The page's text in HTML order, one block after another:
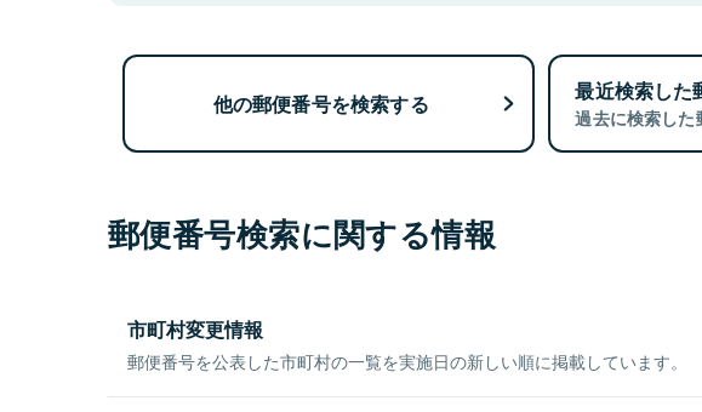
他の郵便番号を検索する 最近検索した
過去に検索した
郵便番号検索に関する情報
市町村変更情報
郵便番号を公表した市町村の一覧を実施日の新しい順に掲載しています。